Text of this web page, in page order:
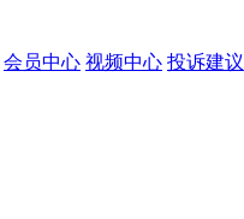
会员中心 视频中心 投诉建议